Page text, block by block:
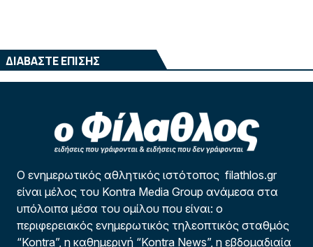
ΔΙΑΒΑΣΤΕ ΕΠΙΣΗΣ
Ο ενημερωτικός αθλητικός ιστότοπος filathlos.gr
είναι μέλος του Kontra Media Group ανάμεσα στα
υπόλοιπα μέσα του ομίλου που είναι: ο
περιφερειακός ενημερωτικός τηλεοπτικός σταθμός
“Kontra”, η καθημερινή “Kontra News”, η εβδομαδιαία